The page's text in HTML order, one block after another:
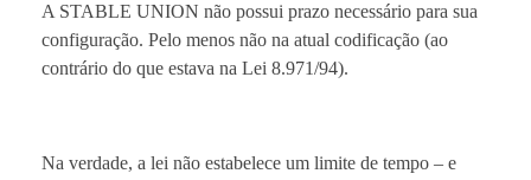
A STABLE UNION não possui prazo necessário para sua
configuração. Pelo menos não na atual codificação (ao
contrário do que estava na Lei 8.971/94).
Na verdade, a lei não estabelece um limite de tempo – e